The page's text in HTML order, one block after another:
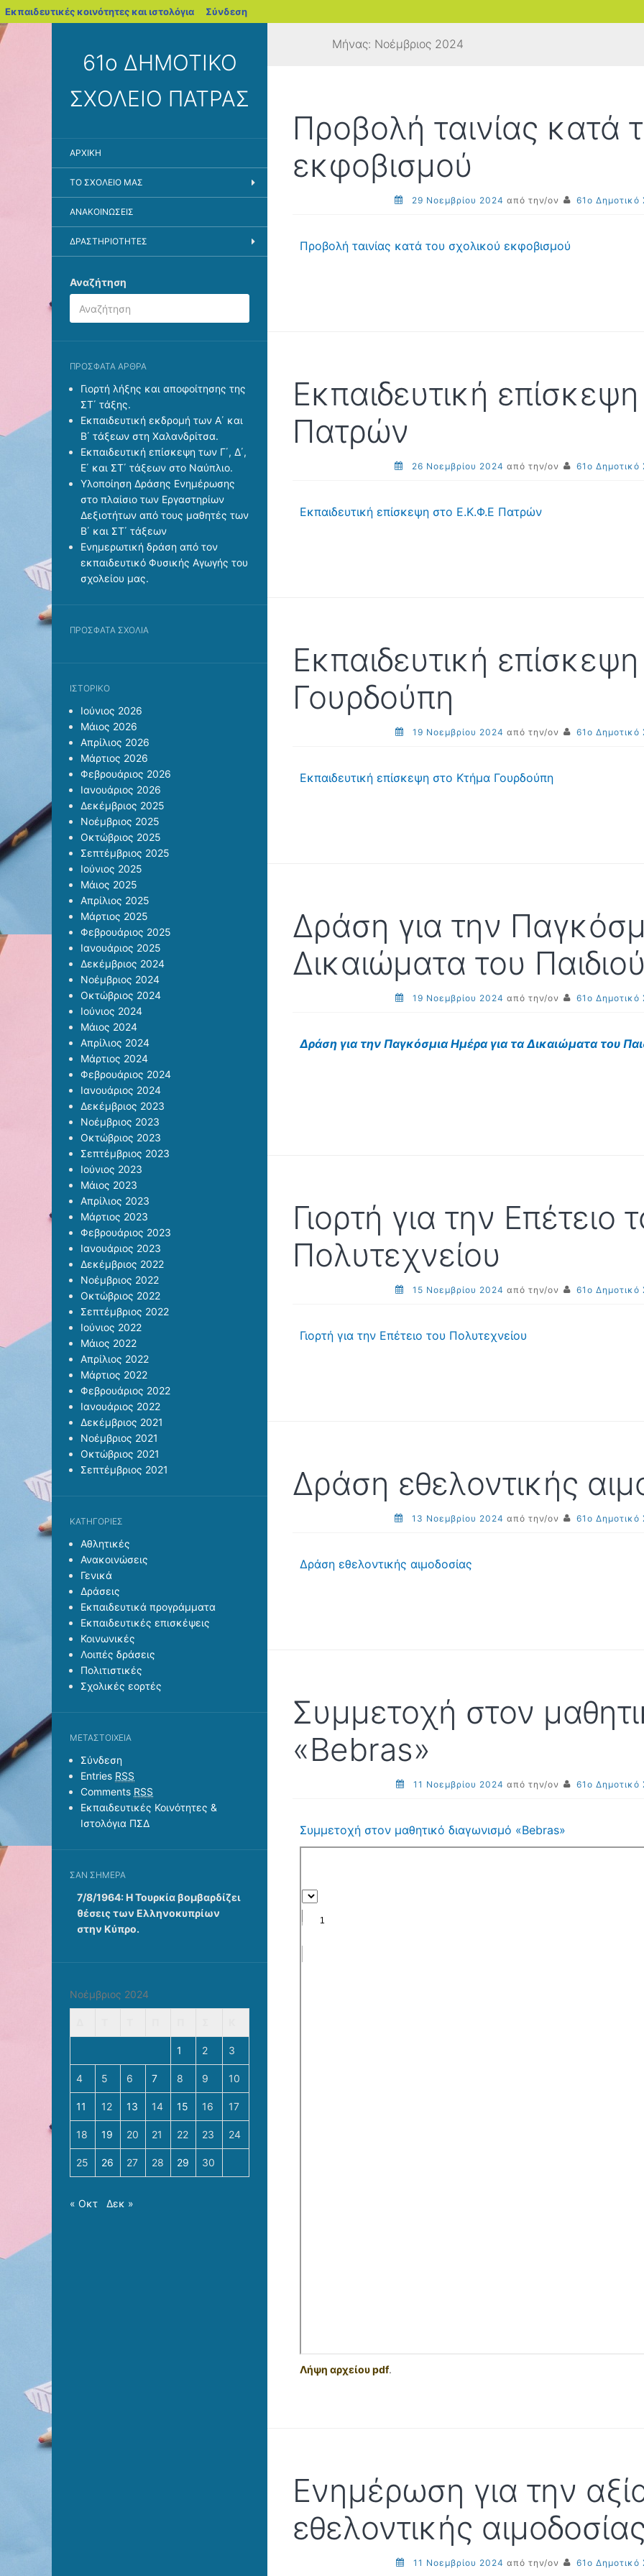
Εκπαιδευτικές κοινότητες και ιστολόγια blogs.sch.gr
Σύνδεση
61ο ΔΗΜΟΤΙΚΟ
ΣΧΟΛΕΙΟ ΠΑΤΡΑΣ
ΑΡΧΙΚΉ
ΤΟ ΣΧΟΛΕΊΟ ΜΑΣ
ΑΝΑΚΟΙΝΏΣΕΙΣ
ΔΡΑΣΤΗΡΙΌΤΗΤΕΣ
Αναζήτηση
ΠΡΌΣΦΑΤΑ ΆΡΘΡΑ
Γιορτή λήξης και αποφοίτησης της
ΣΤ΄ τάξης.
Εκπαιδευτική εκδρομή των Α΄ και
Β΄ τάξεων στη Χαλανδρίτσα.
Εκπαιδευτική επίσκεψη των Γ΄, Δ΄,
Ε΄ και ΣΤ΄ τάξεων στο Ναύπλιο.
Υλοποίηση Δράσης Ενημέρωσης
στο πλαίσιο των Εργαστηρίων
Δεξιοτήτων από τους μαθητές των
Β΄ και ΣΤ΄ τάξεων
Ενημερωτική δράση από τον
εκπαιδευτικό Φυσικής Αγωγής του
σχολείου μας.
ΠΡΌΣΦΑΤΑ ΣΧΌΛΙΑ
ΙΣΤΟΡΙΚΌ
Ιούνιος 2026
Μάιος 2026
Απρίλιος 2026
Μάρτιος 2026
Φεβρουάριος 2026
Ιανουάριος 2026
Δεκέμβριος 2025
Νοέμβριος 2025
Οκτώβριος 2025
Σεπτέμβριος 2025
Ιούνιος 2025
Μάιος 2025
Απρίλιος 2025
Μάρτιος 2025
Φεβρουάριος 2025
Ιανουάριος 2025
Δεκέμβριος 2024
Νοέμβριος 2024
Οκτώβριος 2024
Ιούνιος 2024
Μάιος 2024
Απρίλιος 2024
Μάρτιος 2024
Φεβρουάριος 2024
Ιανουάριος 2024
Δεκέμβριος 2023
Νοέμβριος 2023
Οκτώβριος 2023
Σεπτέμβριος 2023
Ιούνιος 2023
Μάιος 2023
Απρίλιος 2023
Μάρτιος 2023
Φεβρουάριος 2023
Ιανουάριος 2023
Δεκέμβριος 2022
Νοέμβριος 2022
Οκτώβριος 2022
Σεπτέμβριος 2022
Ιούνιος 2022
Μάιος 2022
Απρίλιος 2022
Μάρτιος 2022
Φεβρουάριος 2022
Ιανουάριος 2022
Δεκέμβριος 2021
Νοέμβριος 2021
Οκτώβριος 2021
Σεπτέμβριος 2021
KΑΤΗΓΟΡΊΕΣ
Αθλητικές
Ανακοινώσεις
Γενικά
Δράσεις
Εκπαιδευτικά προγράμματα
Εκπαιδευτικές επισκέψεις
Κοινωνικές
Λοιπές δράσεις
Πολιτιστικές
Σχολικές εορτές
ΜΕΤΑΣΤΟΙΧΕΊΑ
Σύνδεση
Entries RSS
Comments RSS
Εκπαιδευτικές Κοινότητες &
Ιστολόγια ΠΣΔ
ΣΑΝ ΣΉΜΕΡΑ
7/8/1964: Η Τουρκία βομβαρδίζει
θέσεις των Ελληνοκυπρίων
στην Κύπρο.
Νοέμβριος 2024
1 2 3
4 5 6 7 8 9 10
11 12 13 14 15 16 17
18 19 20 21 22 23 24
25 26 27 28 29 30
« Οκτ Δεκ »
Μήνας: Νοέμβριος 2024
Προβολή ταινίας κατά
εκφοβισμού
29 Νοεμβρίου 2024 από την/ον 61ο Δημοτικό
Προβολή ταινίας κατά του σχολικού εκφοβισμού
Εκπαιδευτική
Πατρών
26 Νοεμβρίου 2024 από την/ον 61ο Δημοτικό
Εκπαιδευτική επίσκεψη στο Ε.Κ.Φ.Ε Πατρών
Εκπαιδευτική
Γουρδούπη
19 Νοεμβρίου 2024 από την/ον 61ο Δημοτικό
Εκπαιδευτική επίσκεψη στο Κτήμα Γουρδούπη
Δράση για την
Δικαιώματα του
19 Νοεμβρίου 2024 από την/ον 61ο Δημοτικό
Δράση για την Παγκόσμια Ημέρα για τα Δικαιώματα του
Γιορτή για την Επέτειο
Πολυτεχνείου
15 Νοεμβρίου 2024 από την/ον 61ο Δημοτικό
Γιορτή για την Επέτειο του Πολυτεχνείου
Δράση εθελοντικής
13 Νοεμβρίου 2024 από την/ον 61ο Δημοτικό
Δράση εθελοντικής αιμοδοσίας
Συμμετοχή στον
«Bebras»
11 Νοεμβρίου 2024 από την/ον 61ο Δημοτικό
Συμμετοχή στον μαθητικό διαγωνισμό «Bebras»
Λήψη αρχείου pdf.
Ενημέρωση για την
εθελοντικής αιμοδοσίας
11 Νοεμβρίου 2024 από την/ον 61ο Δημοτικό